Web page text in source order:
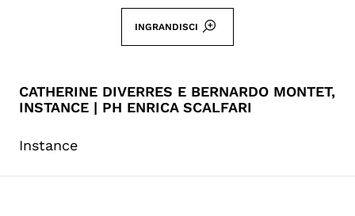
INGRANDISCI
CATHERINE DIVERRES E BERNARDO MONTET,
INSTANCE | PH ENRICA SCALFARI
Instance